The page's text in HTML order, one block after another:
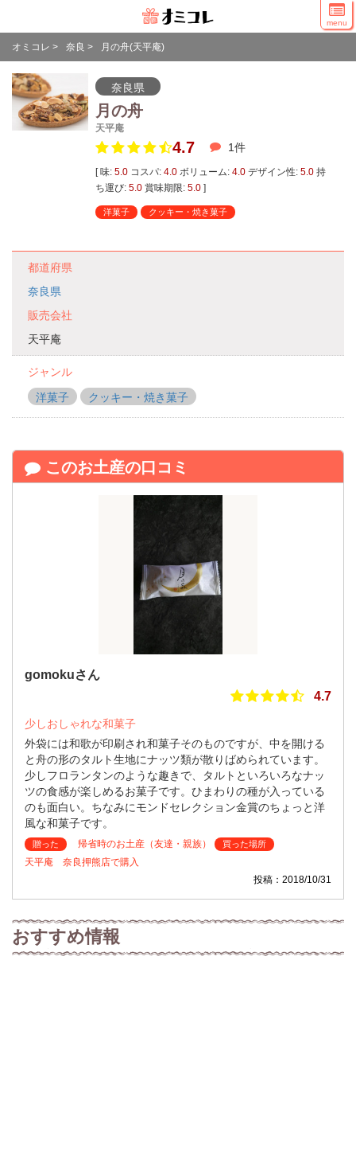
menu
オミコレ > 奈良 > 月の舟(天平庵)
奈良県
月の舟
天平庵
4.7 1件
[ 味: 5.0コスパ: 4.0ボリューム: 4.0デザイン性: 5.0持
ち運び: 5.0賞味期限: 5.0]
洋菓子 クッキー・焼き菓子
都道府県
奈良県
販売会社
天平庵
ジャンル
洋菓子
クッキー・焼き菓子
このお土産の口コミ
gomokuさん
4.7
少しおしゃれな和菓子
外袋には和歌が印刷され和菓子そのものですが、中を開ける
と舟の形のタルト生地にナッツ類が散りばめられています。
少しフロランタンのような趣きで、タルトといろいろなナッ
ツの食感が楽しめるお菓子です。ひまわりの種が入っている
のも面白い。ちなみにモンドセレクション金賞のちょっと洋
風な和菓子です。
贈った 帰省時のお土産（友達・親族） 買った場所
天平庵 奈良押熊店で購入
投稿：2018/10/31
おすすめ情報